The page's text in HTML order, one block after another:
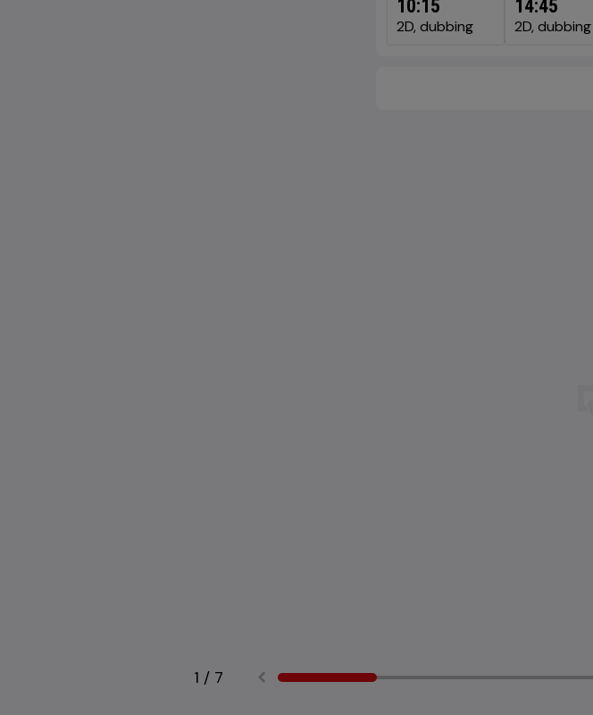
SIERPNIA
2026
10:15
2D, dubbing
14:45
2D, dubbing
1 / 7